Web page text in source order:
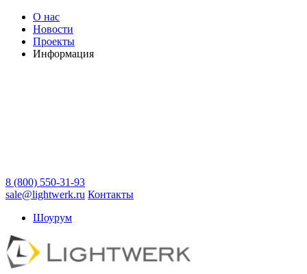
О нас
Новости
Проекты
Информация
8 (800) 550-31-93
sale@lightwerk.ru Контакты
Шоурум